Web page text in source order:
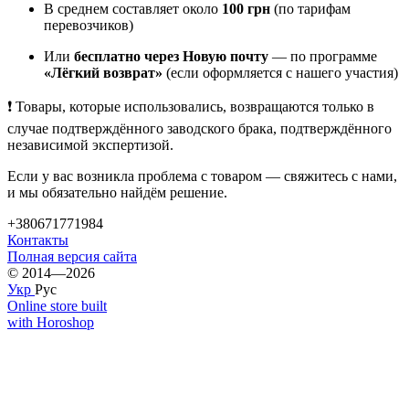
В среднем составляет около 100 грн (по тарифам
перевозчиков)
Или бесплатно через Новую почту — по программе
«Лёгкий возврат» (если оформляется с нашего участия)
❗ Товары, которые использовались, возвращаются только в
случае подтверждённого заводского брака, подтверждённого
независимой экспертизой.
Если у вас возникла проблема с товаром — свяжитесь с нами,
и мы обязательно найдём решение.
+380671771984
Контакты
Полная версия сайта
© 2014—2026
Укр Рус
Online store built
with Horoshop